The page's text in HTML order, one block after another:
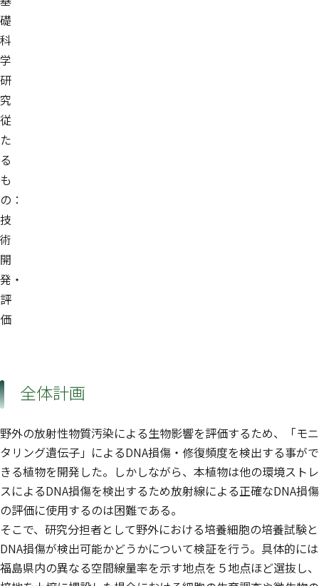
礎
科
学
研
究
従
た
る
も
の：
技
術
開
発・
評
価
全体計画
野外の放射性物質汚染による生物影響を評価するため、「モニ
タリング遺伝子」によるDNA損傷・修復頻度を検出する事がで
きる植物を開発した。しかしながら、本植物は他の環境ストレ
スによるDNA損傷を検出するため放射線による正確なDNA損傷
の評価に使用するのは困難である。
そこで、研究分担者として野外における培養細胞の培養試験と
DNA損傷が検出可能かどうかについて検証を行う。具体的には
福島県内の異なる空間線量率を示す地点を５地点ほど選抜し、